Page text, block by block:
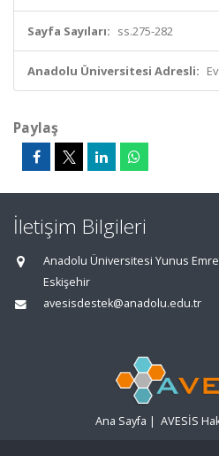
Sayfa Sayıları: ss.275-282
Anadolu Üniversitesi Adresli:
Paylaş
İletişim Bilgileri
Anadolu Üniversitesi Yunus
Eskişehir
avesisdestek@anadolu.edu.tr
Ana Sayfa | AVESİS